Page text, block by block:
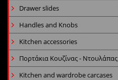
Drawer slides
Handles and Knobs
Kitchen accessories
Πορτάκια Κουζίνας - Ντουλάπας
Kitchen and wardrobe carcases